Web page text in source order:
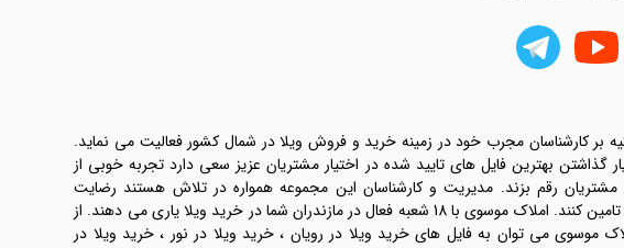
بر کارشناسان مجرب خود در زمینه خرید و فروش ویلا در شمال کشور فعالیت می نماید.
گذاشتن بهترین فایل های تایید شده در اختیار مشتریان عزیز سعی دارد تجربه خوبی از
رقم بزند. مدیریت و کارشناسان این مجموعه همواره در تلاش هستند رضایت
طرفین معامله ها را تامین کنند. املاک موسوی با 18 شعبه فعال در مازندران شما در خرید ویلا یاری می دهند. از
موسوی می توان به فایل های خرید ویلا در رویان ، خرید ویلا در نور ، خرید ویلا در